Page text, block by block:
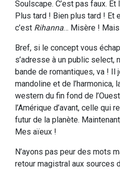
Soulscape. C’est pas faux.
Plus tard ! Bien plus tard ! Et
c’est Rihanna… Misère ! Mais
Bref, si le concept vous
s’adresse à un public select,
bande de romantiques, va ! Il
mandoline et de l’harmonica,
western du fin fond de
l’Amérique d’avant, celle qui
futur de la planète.
Mes aïeux !
N’ayons pas peur des mots
retour magistral aux sources